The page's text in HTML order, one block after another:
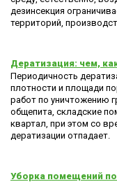
дезинсекция
территорий,
Дератизация: чем,
Периодичность
плотности и площади
работ по уничтожению
общепита, складские
квартал, при этом со
дератизации отпадает.
Уборка помещений